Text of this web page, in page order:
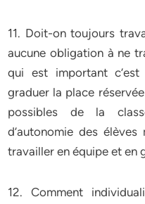
11. Doit-on toujours
aucune obligation à ne
qui est important
graduer la place
possibles de la
d’autonomie des
travailler en équipe et en
12. Comment